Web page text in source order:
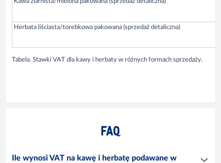
Herbata liściasta/torebkowa pakowana (sprzedaż detaliczna)
Tabela. Stawki VAT dla kawy i herbaty w różnych formach sprzedaży.
FAQ
Ile wynosi VAT na kawę i herbatę podawane w